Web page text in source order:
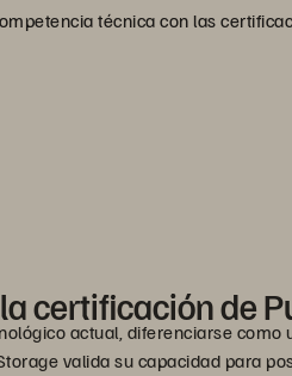
técnica con las
certificación de
actual, diferenciarse
valida su capacidad para